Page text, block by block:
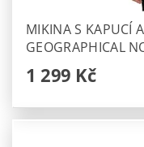
MIKINA S KAPUCÍ
GEOGRAPHICAL
1 299 Kč